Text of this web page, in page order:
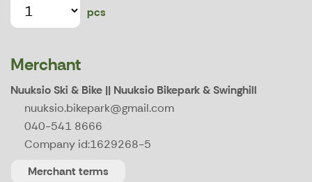
pcs
Merchant
Nuuksio Ski & Bike || Nuuksio Bikepark & Swinghill
nuuksio.bikepark@gmail.com
040-541 8666
Company id:1629268-5
Merchant terms